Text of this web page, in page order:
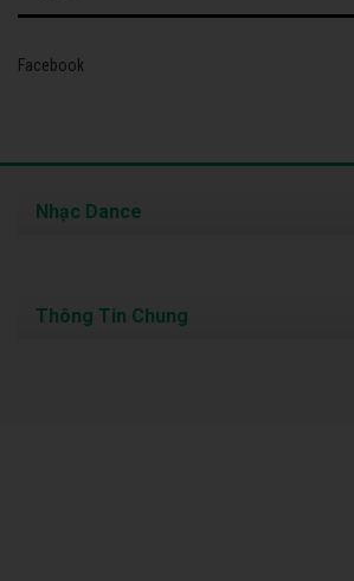
Facebook
Nhạc Dance
Thông Tin Chung